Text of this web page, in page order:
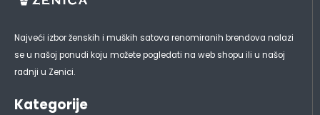
Najveći izbor ženskih i muških satova renomiranih brendova nalazi
se u našoj ponudi koju možete pogledati na web shopu ili u našoj
radnji u Zenici.
Kategorije